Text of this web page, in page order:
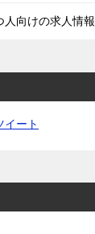
人向けの求人情報
イート